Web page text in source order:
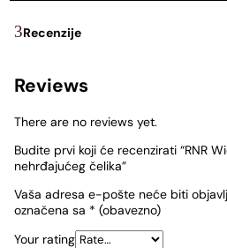
Recenzije
Reviews
There are no reviews yet.
Budite prvi koji će recenzirati “RNR
nehrđajućeg čelika”
Vaša adresa e-pošte neće biti
označena sa * (obavezno)
Your rating